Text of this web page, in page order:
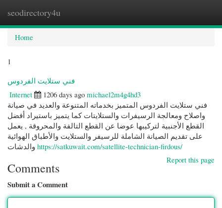
seodirectory4u
Home
1
فني ستلايت الفردوس
Internet
1206 days ago michael2m4g4hd3
فني ستلايت الفردوس المتميز بخدماته المتنوعة والعديد في صيانة
واصلاح ومعالجة الرسيفرات والستلايتات كما يتميز باستيراد أفضل
القطع الأجنبية لتركيبها عوضا عن القطع التالفة والمحروقة , يعمل
على تقديم الصيانة الشاملة للرسيفر والستلايت والأطباق الهوائية
https://satkuwait.com/satellite-technician-firdous/
Report this page
Comments
Submit a Comment